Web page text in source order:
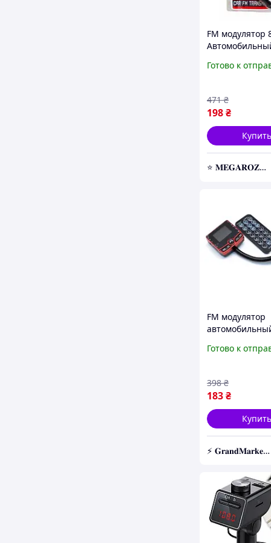
FM модулятор
передатчик
Готово к
198₴
471 ₴
Купить
⭐️ 𝐌𝐄𝐆𝐀𝐑𝐎𝐙𝐏𝐑𝐎𝐃𝐀𝐙𝐇 ⭐️ – Новейшие товары по самым доступным ценам
FM модулятор
трансмиттер
Готово к
183₴
398 ₴
Купить
⚡️ 𝐆𝐫𝐚𝐧𝐝𝐌𝐚𝐫𝐤𝐞𝐭 ⚡️ – Трендовые товары по самым низким ценам